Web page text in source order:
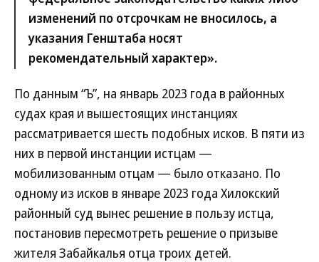
изменений по отсрочкам не вносилось, а
указания Генштаба носят
рекомендательный характер».
По данным “Ъ”, на январь 2023 года в районных
судах края и вышестоящих инстанциях
рассматривается шесть подобных исков. В пяти из
них в первой инстанции истцам —
мобилизованным отцам — было отказано. По
одному из исков в январе 2023 года Хилокский
районный суд вынес решение в пользу истца,
постановив пересмотреть решение о призыве
жителя Забайкалья отца троих детей.